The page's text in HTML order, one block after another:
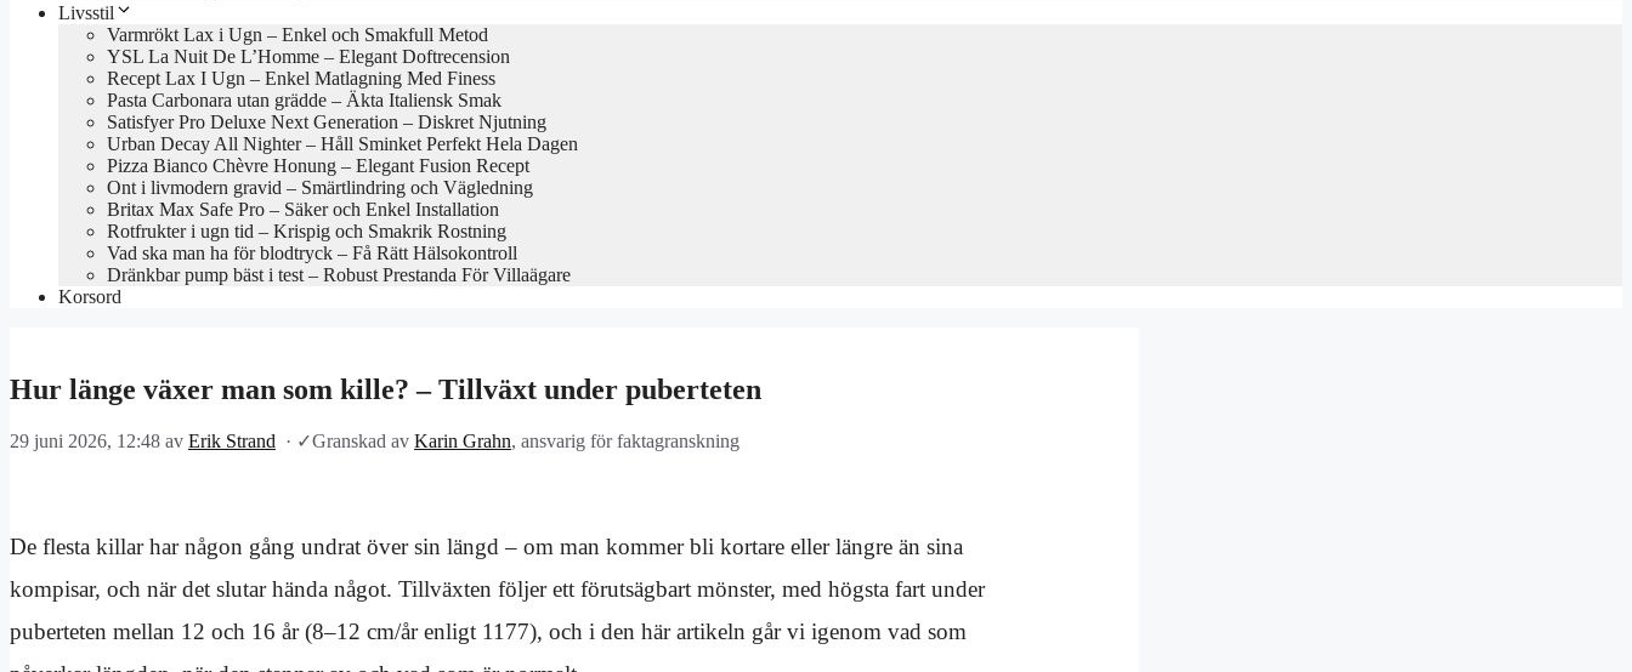
Livsstil
Varmrökt Lax i Ugn – Enkel och Smakfull Metod
YSL La Nuit De L’Homme – Elegant Doftrecension
Recept Lax I Ugn – Enkel Matlagning Med Finess
Pasta Carbonara utan grädde – Äkta Italiensk Smak
Satisfyer Pro Deluxe Next Generation – Diskret Njutning
Urban Decay All Nighter – Håll Sminket Perfekt Hela Dagen
Pizza Bianco Chèvre Honung – Elegant Fusion Recept
Ont i livmodern gravid – Smärtlindring och Vägledning
Britax Max Safe Pro – Säker och Enkel Installation
Rotfrukter i ugn tid – Krispig och Smakrik Rostning
Vad ska man ha för blodtryck – Få Rätt Hälsokontroll
Dränkbar pump bäst i test – Robust Prestanda För Villaägare
Korsord
Hur länge växer man som kille? – Tillväxt under puberteten
29 juni 2026, 12:48 av Erik Strand · ✓Granskad av Karin Grahn, ansvarig för faktagranskning
De flesta killar har någon gång undrat över sin längd – om man kommer bli kortare eller längre än sina
kompisar, och när det slutar hända något. Tillväxten följer ett förutsägbart mönster, med högsta fart under
puberteten mellan 12 och 16 år (8–12 cm/år enligt 1177), och i den här artikeln går vi igenom vad som